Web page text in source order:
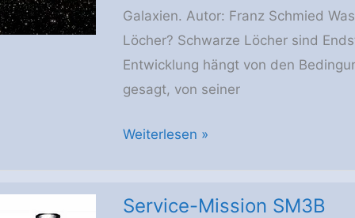
Galaxien. Autor: Franz Schmied
Löcher? Schwarze Löcher sind
Entwicklung hängt von den
gesagt, von seiner
Schwarze
Weiterlesen »
Service-Mission SM3B